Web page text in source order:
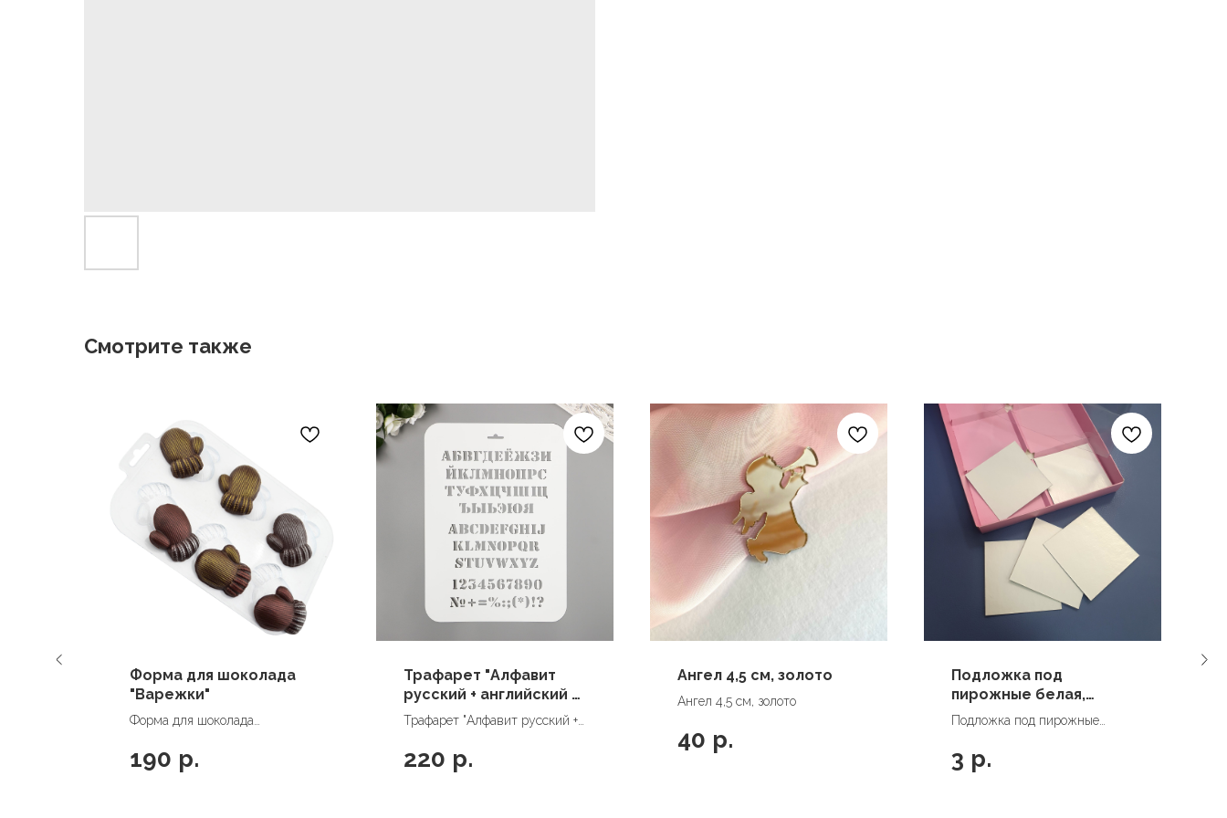
Смотрите также
Форма для шоколада
"Варежки"
Форма для шоколада
190 р.
Трафарет "Алфавит
русский + английский +
цифры" 22*31 см
Трафарет "Алфавит русский +
220 р.
Ангел 4,5 см, золото
Ангел 4,5 см, золото
40 р.
Подложка под
пирожные белая,
квадрат 8*8 см, 1 шт
Подложка под пирожные
3 р.